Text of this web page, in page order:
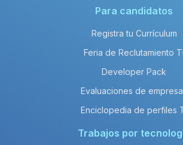
Para candidatos
Registra tu Currículum
Feria de Reclutamiento TI
Developer Pack
Evaluaciones de
Enciclopedia de perfiles
Trabajos por